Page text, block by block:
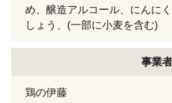
め、醸造アルコール、にんに
しょう、(一部に小麦を含む)
事業者
鶏の伊藤